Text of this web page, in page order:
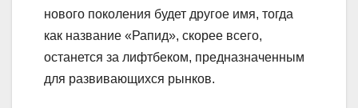
нового поколения будет другое имя, тогда
как название «Рапид», скорее всего,
останется за лифтбеком, предназначенным
для развивающихся рынков.